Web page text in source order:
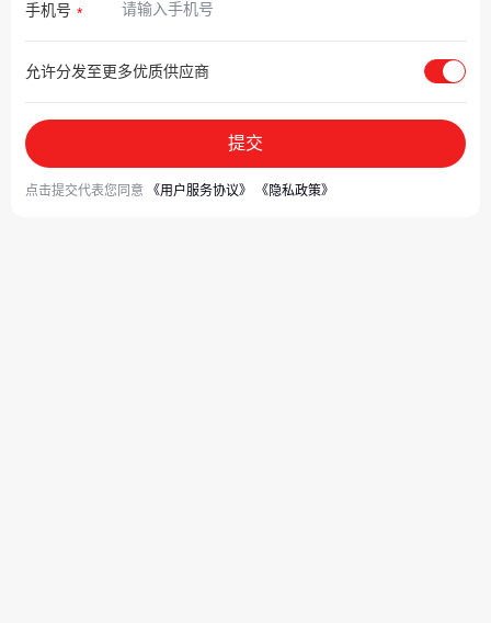
手机号
允许分发至更多优质供应商
提交
点击提交代表您同意 《用户服务协议》 《隐私政策》